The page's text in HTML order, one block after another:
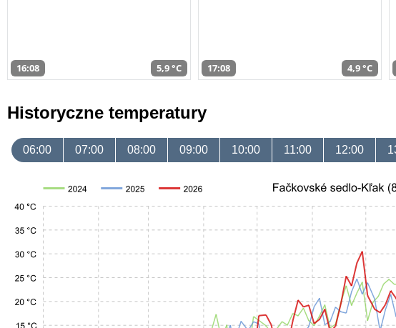
16:08 5,9 °C 17:08 4,9 °C
Historyczne temperatury
06:00 07:00 08:00 09:00 10:00 11:00 12:00